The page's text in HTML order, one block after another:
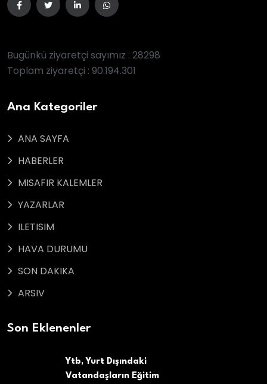
Bugünkü ziyaretçi sayımız : 28298
Toplam ziyaretçi : 90.194.301
Ana Kategoriler
ANA SAYFA
HABERLER
MISAFIR KALEMLER
YAZARLAR
ILETISIM
HAVA DURUMU
SON DAKIKA
ARSIV
Son Eklenenler
Ytb, Yurt Dışındaki
Vatandaşların Eğitim